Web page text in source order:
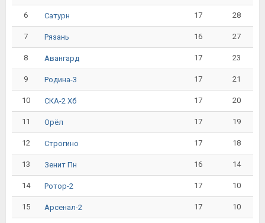
6 Сатурн 17 28
7 Рязань 16 27
8 Авангард 17 23
9 Родина-3 17 21
10 СКА-2 Хб 17 20
11 Орёл 17 19
12 Строгино 17 18
13 Зенит Пн 16 14
14 Ротор-2 17 10
15 Арсенал-2 17 10